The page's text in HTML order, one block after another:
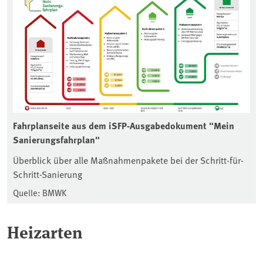
Fahrplanseite aus dem iSFP-Ausgabedokument "Mein
Sanierungsfahrplan"
Überblick über alle Maßnahmenpakete bei der Schritt-für-
Schritt-Sanierung
Quelle: BMWK
Heizarten